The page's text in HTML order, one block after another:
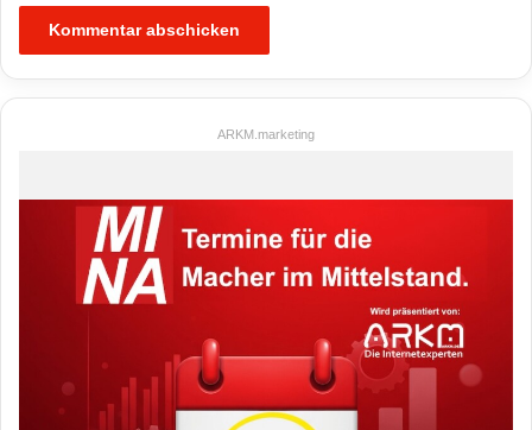
ARKM.marketing